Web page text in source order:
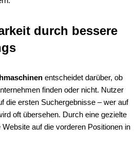
durch bessere
entscheidet darüber, ob
finden oder nicht. Nutzer
die ersten Suchergebnisse – wer auf
oft übersehen. Durch eine gezielte
auf die vorderen Positionen in